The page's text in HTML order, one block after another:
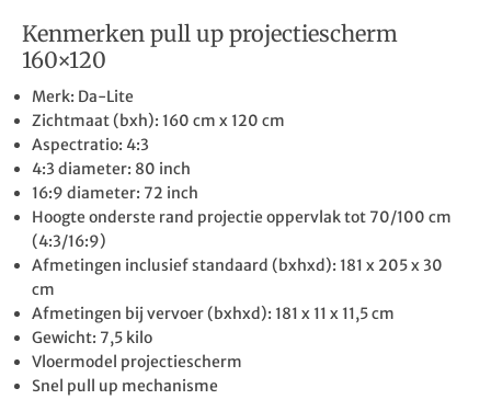
Kenmerken pull up projectiescherm
160×120
Merk: Da-Lite
Zichtmaat (bxh): 160 cm x 120 cm
Aspectratio: 4:3
4:3 diameter: 80 inch
16:9 diameter: 72 inch
Hoogte onderste rand projectie oppervlak tot 70/100 cm
(4:3/16:9)
Afmetingen inclusief standaard (bxhxd): 181 x 205 x 30
cm
Afmetingen bij vervoer (bxhxd): 181 x 11 x 11,5 cm
Gewicht: 7,5 kilo
Vloermodel projectiescherm
Snel pull up mechanisme